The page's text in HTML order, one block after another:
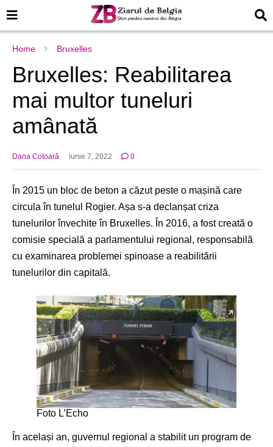
Home Bruxelles
Bruxelles: Reabilitarea
mai multor tuneluri
amânată
Dana Cotoară iunie 7, 2022 0
În 2015 un bloc de beton a căzut peste o mașină care
circula în tunelul Rogier. Așa s-a declanșat criza
tunelurilor învechite în Bruxelles. În 2016, a fost creată o
comisie specială a parlamentului regional, responsabilă
cu examinarea problemei spinoase a reabilitării
tunelurilor din capitală.
Foto L’Echo
În același an, guvernul regional a stabilit un program de